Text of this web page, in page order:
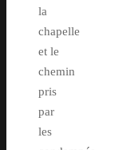
la
chapelle
et le
chemin
pris
par
les